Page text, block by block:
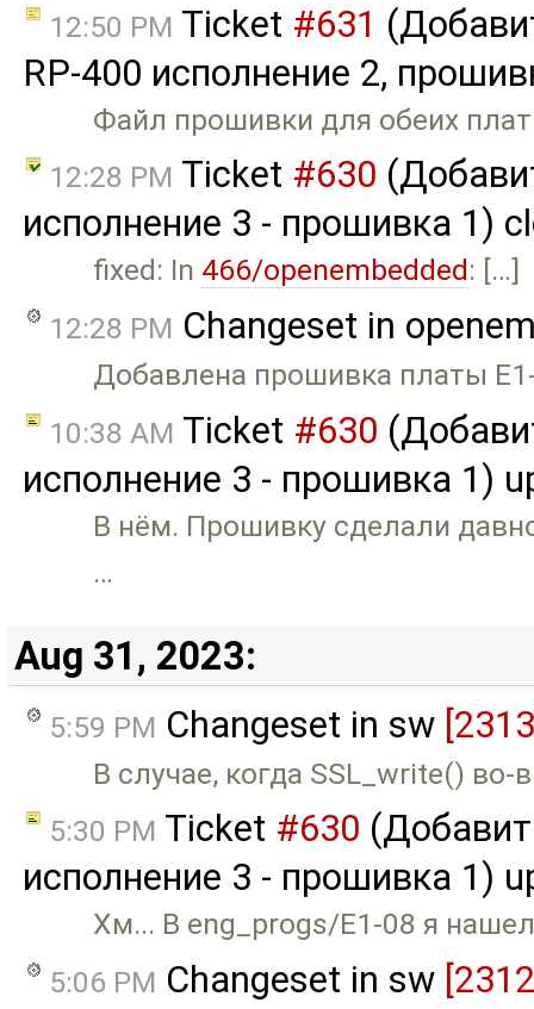
12:50 PM Ticket #631
RP-400 исполнение 2,
Файл прошивки для обеих
12:28 PM Ticket #630
исполнение 3 - прошивка 1)
fixed: In 466/openembedded: […]
12:28 PM Changeset in
Добавлена прошивка платы
10:38 AM Ticket #630
исполнение 3 - прошивка 1)
В нём. Прошивку сделали
…
Aug 31, 2023:
5:59 PM Changeset in sw
В случае, когда SSL_write() во-
5:30 PM Ticket #630
исполнение 3 - прошивка 1)
Хм... В eng_progs/E1-08 я
5:06 PM Changeset in sw